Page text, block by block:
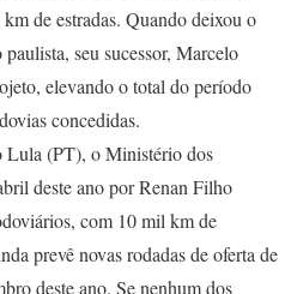
de estradas. Quando deixou o
seu sucessor, Marcelo
elevando o total do período
concedidas.
Lula (PT), o Ministério dos
deste ano por Renan Filho
com 10 mil km de
prevê novas rodadas de oferta de
deste ano. Se nenhum dos